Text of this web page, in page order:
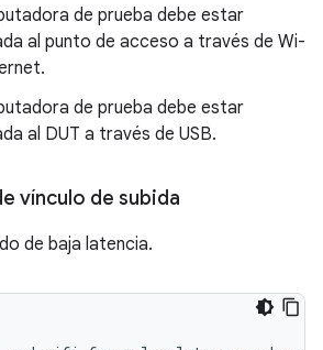
de prueba debe estar
al punto de acceso a través de Wi-
de prueba debe estar
al DUT a través de USB.
vínculo de subida
de baja latencia.